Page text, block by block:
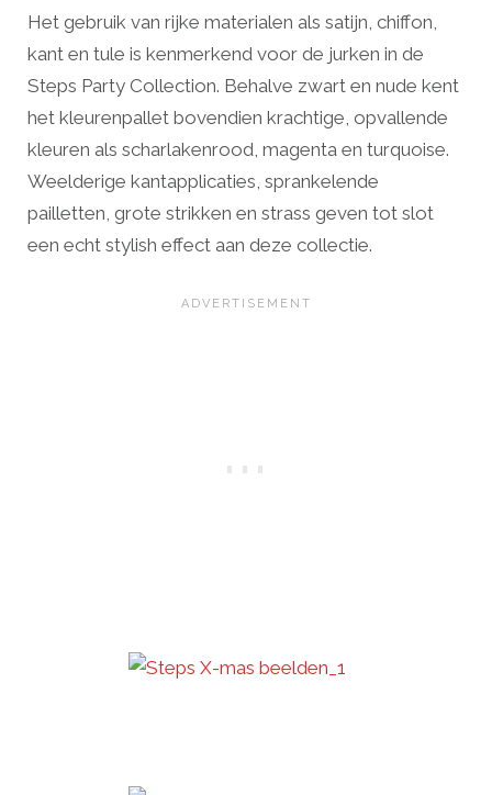
Het gebruik van rijke materialen als satijn, chiffon,
kant en tule is kenmerkend voor de jurken in de
Steps Party Collection. Behalve zwart en nude kent
het kleurenpallet bovendien krachtige, opvallende
kleuren als scharlakenrood, magenta en turquoise.
Weelderige kantapplicaties, sprankelende
pailletten, grote strikken en strass geven tot slot
een echt stylish effect aan deze collectie.